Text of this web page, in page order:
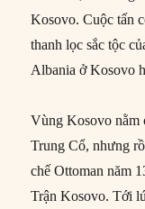
Kosovo. Cuộc tấn
thanh lọc sắc tộc
Albania ở Kosovo
Vùng Kosovo nằm
Trung Cổ, nhưng
chế Ottoman năm
Trận Kosovo. Tới